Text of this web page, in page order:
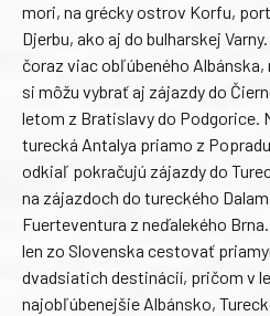
mori, na grécky ostrov Korfu,
Djerbu, ako aj do bulharskej
čoraz viac obľúbeného Albánska,
si môžu vybrať aj zájazdy do
letom z Bratislavy do Podgorice.
turecká Antalya priamo z
odkiaľ pokračujú zájazdy do
na zájazdoch do tureckého
Fuerteventura z neďalekého
len zo Slovenska cestovať
dvadsiatich destinácií, pričom v
najobľúbenejšie Albánsko,